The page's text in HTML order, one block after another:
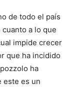
de todo el país
a lo que
impide crecer
que ha incidido
ha
este es un